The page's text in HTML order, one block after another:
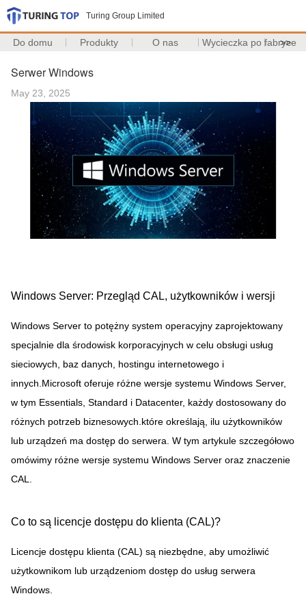
Turing Group Limited
Do domu Produkty O nas Wycieczka po fabryce
>>
Serwer Windows
May 23, 2025
Windows Server: Przegląd CAL, użytkowników i wersji
Windows Server to potężny system operacyjny zaprojektowany
specjalnie dla środowisk korporacyjnych w celu obsługi usług
sieciowych, baz danych, hostingu internetowego i
innych.Microsoft oferuje różne wersje systemu Windows Server,
w tym Essentials, Standard i Datacenter, każdy dostosowany do
różnych potrzeb biznesowych.które określają, ilu użytkowników
lub urządzeń ma dostęp do serwera. W tym artykule szczegółowo
omówimy różne wersje systemu Windows Server oraz znaczenie
CAL.
Co to są licencje dostępu do klienta (CAL)?
Licencje dostępu klienta (CAL) są niezbędne, aby umożliwić
użytkownikom lub urządzeniom dostęp do usług serwera
Windows.